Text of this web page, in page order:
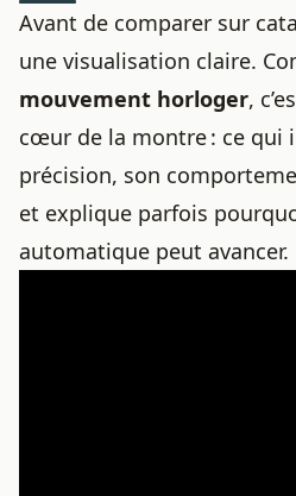
Avant de comparer sur
une visualisation claire.
mouvement horloger,
cœur de la montre : ce qui
précision, son
et explique parfois
automatique peut avancer.